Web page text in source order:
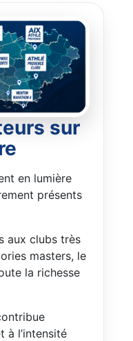
sur
en lumière
présents
aux clubs très
masters, le
la richesse
à l’intensité